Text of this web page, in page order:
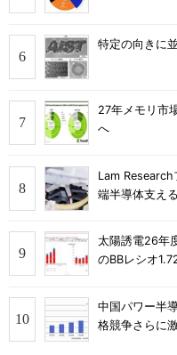
特定の向きに
27年メモリ市
へ
Lam
端半導体支え
太陽誘電26年
のBBレシオ
中国パワー半
格競争さらに